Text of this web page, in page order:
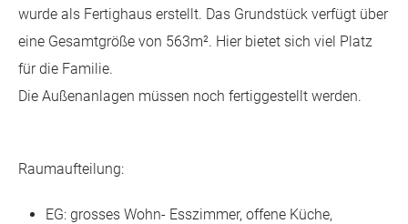
wurde als Fertighaus erstellt. Das Grundstück verfügt über
eine Gesamtgröße von 563m². Hier bietet sich viel Platz
für die Familie.
Die Außenanlagen müssen noch fertiggestellt werden.
Raumaufteilung:
EG: grosses Wohn- Esszimmer, offene Küche,